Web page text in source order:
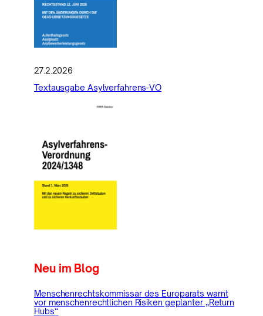
27.2.2026
Textausgabe Asylverfahrens-VO
Neu im Blog
Menschenrechtskommissar des Europarats warnt
vor menschenrechtlichen Risiken geplanter „Return
Hubs“